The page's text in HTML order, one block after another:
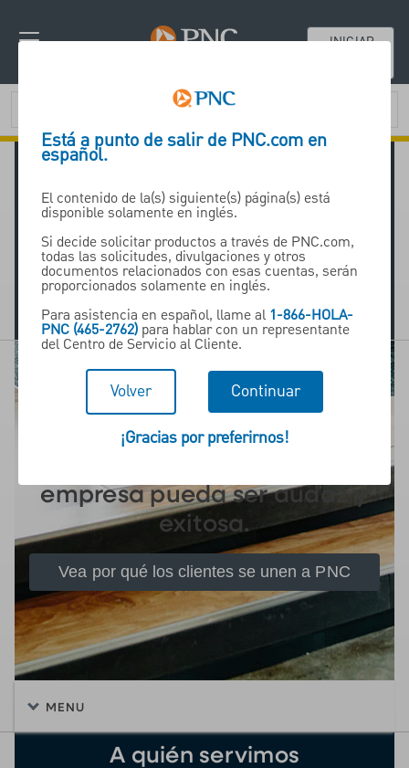
INICIAR
¡FirstBank ahora es PNC Bank! Bienvenidos
información sobre su transición en nuestro
Centro de Bienvenida
Clientes de Internet Cash Management
(ICM):Si aún no ha completado su inicio de
sesión inicial en PINACLE a través de ICM,
inicie sesión en ICM
primero para completar su
configuración.
Seremos inteligentes y
empresa pueda ser audaz y
exitosa.
Vea por qué los clientes se unen a PNC
MENU
A quién servimos
Está a punto de salir de PNC.com en
español.
El contenido de la(s) siguiente(s) página(s) está
disponible solamente en inglés.
Si decide solicitar productos a través de PNC.com,
todas las solicitudes, divulgaciones y otros
documentos relacionados con esas cuentas, serán
proporcionados solamente en inglés.
Para asistencia en español, llame al 1-866-HOLA-
PNC (465-2762)para hablar con un representante
del Centro de Servicio al Cliente.
Volver Continuar
¡Gracias por preferirnos!